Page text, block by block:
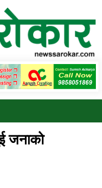
जुम्ला सुचना सन्देश
जनाको